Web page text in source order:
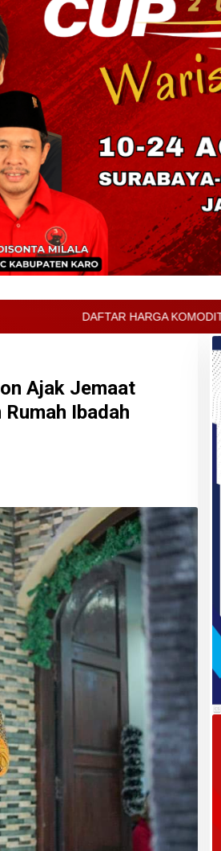
HARGA KOMODITAS PERTANIAN
Ajak Jemaat
Ibadah